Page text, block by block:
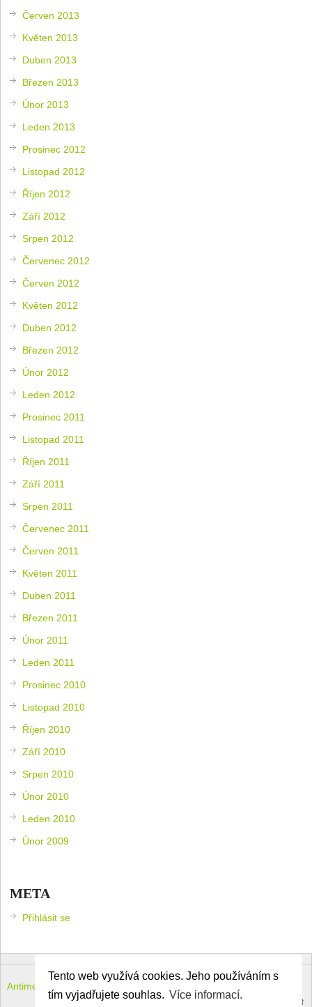
Tento web využívá cookies. Jeho používáním s
tím vyjadřujete souhlas. Více informací.
Červen 2013
Květen 2013
Duben 2013
Březen 2013
Únor 2013
Leden 2013
Prosinec 2012
Listopad 2012
Říjen 2012
Září 2012
Srpen 2012
Červenec 2012
Červen 2012
Květen 2012
Duben 2012
Březen 2012
Únor 2012
Leden 2012
Prosinec 2011
Listopad 2011
Říjen 2011
Září 2011
Srpen 2011
Červenec 2011
Červen 2011
Květen 2011
Duben 2011
Březen 2011
Únor 2011
Leden 2011
Prosinec 2010
Listopad 2010
Říjen 2010
Září 2010
Srpen 2010
Únor 2010
Leden 2010
Únor 2009
META
Přihlásit se
Antimeloun – komouši dneška
Theme byMyThemeShop. Back to Top ↑